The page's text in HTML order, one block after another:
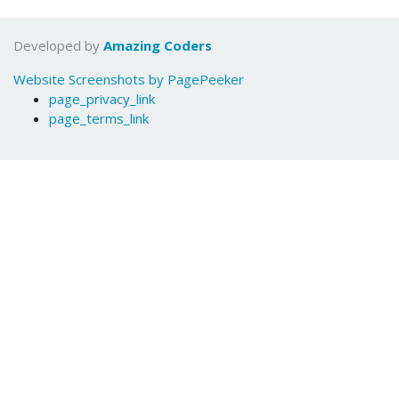
Developed by Amazing Coders
Website Screenshots by PagePeeker
page_privacy_link
page_terms_link